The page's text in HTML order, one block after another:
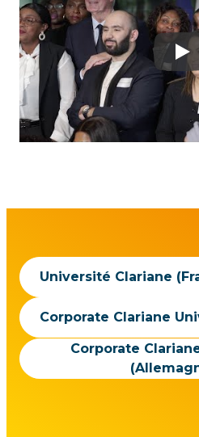
Play
Université Clariane
Corporate Clariane
Corporate